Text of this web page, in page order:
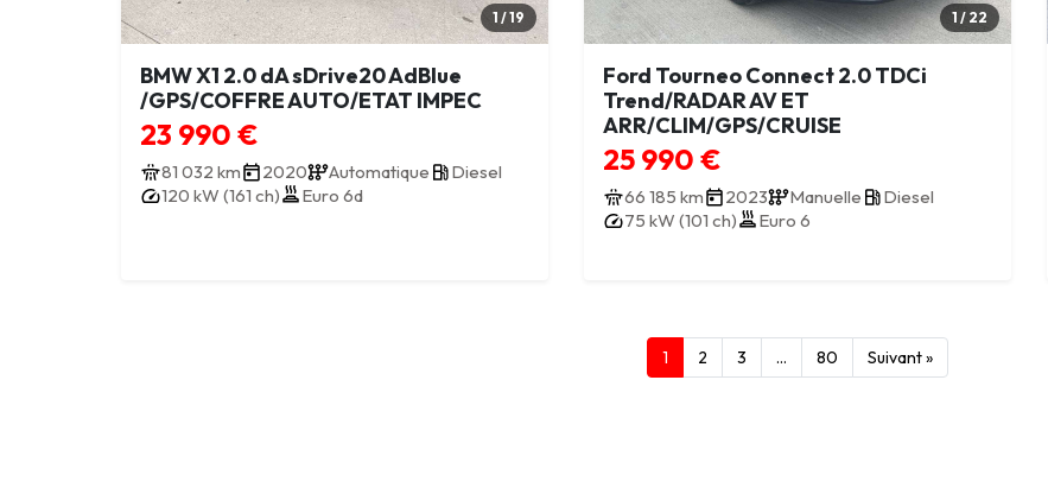
1 / 19
BMW X1 2.0 dA sDrive20 AdBlue
/GPS/COFFRE AUTO/ETAT IMPEC
23 990 €
81 032 km 2020 Automatique
Diesel
120 kW (161 ch)
Euro 6d
1 / 22
Ford Tourneo Connect 2.0 TDCi
Trend/RADAR AV ET
ARR/CLIM/GPS/CRUISE
25 990 €
66 185 km 2023 Manuelle
Diesel
75 kW (101 ch)
Euro 6
1 2 3 … 80 Suivant »